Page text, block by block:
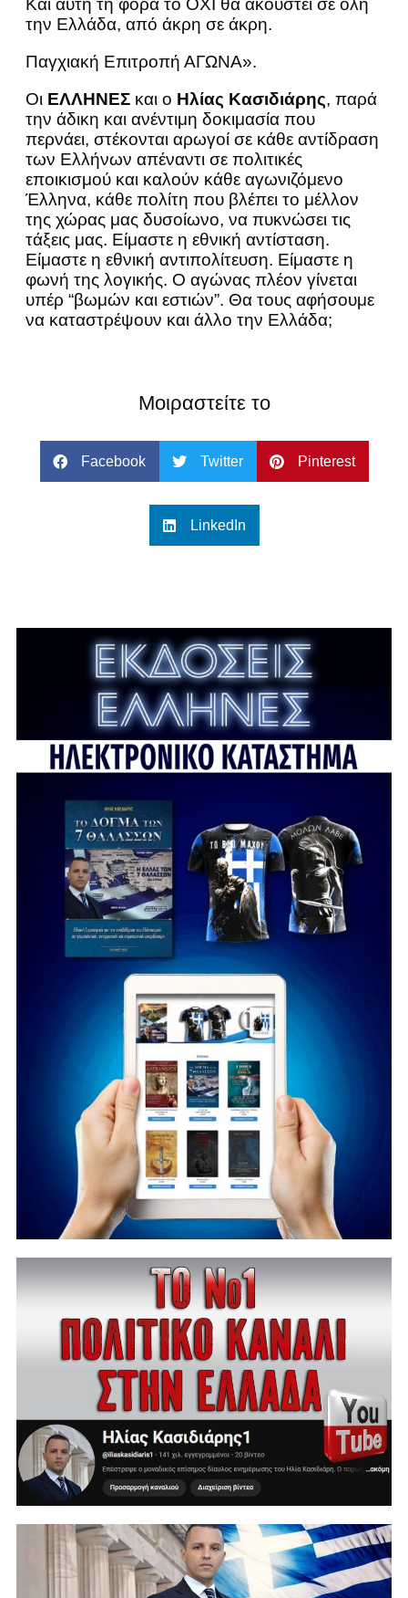
Και αυτή τη φορά το ΟΧΙ θα ακουστεί σε όλη
την Ελλάδα, από άκρη σε άκρη.
Παγχιακή Επιτροπή ΑΓΩΝΑ».
Οι ΕΛΛΗΝΕΣ και ο Ηλίας Κασιδιάρης, παρά
την άδικη και ανέντιμη δοκιμασία που
περνάει, στέκονται αρωγοί σε κάθε αντίδραση
των Ελλήνων απέναντι σε πολιτικές
εποικισμού και καλούν κάθε αγωνιζόμενο
Έλληνα, κάθε πολίτη που βλέπει το μέλλον
της χώρας μας δυσοίωνο, να πυκνώσει τις
τάξεις μας. Είμαστε η εθνική αντίσταση.
Είμαστε η εθνική αντιπολίτευση. Είμαστε η
φωνή της λογικής. Ο αγώνας πλέον γίνεται
υπέρ “βωμών και εστιών”. Θα τους αφήσουμε
να καταστρέψουν και άλλο την Ελλάδα;
Μοιραστείτε το
Facebook Twitter Pinterest
LinkedIn